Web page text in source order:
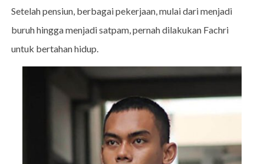
Setelah pensiun, berbagai pekerjaan, mulai dari menjadi
buruh hingga menjadi satpam, pernah dilakukan Fachri
untuk bertahan hidup.